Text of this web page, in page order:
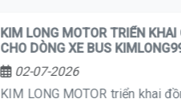
KIM LONG MOTOR TRIỂN
CHO DÒNG XE BUS
02-07-2026